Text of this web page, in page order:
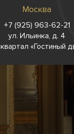
Москва
+7 (925) 963-62-21
ул. Ильинка, д. 4
«Гостиный